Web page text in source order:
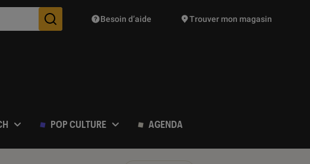
Des suggestions de produits vont vous être proposées
Besoin d’aide Trouver mon magasin
POP CULTURE AGENDA